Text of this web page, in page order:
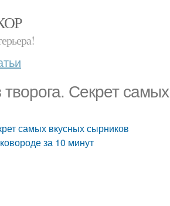
Секрет
самых вкусных сырников
за 10 минут